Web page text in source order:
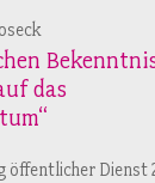
das
öffentlicher Dienst